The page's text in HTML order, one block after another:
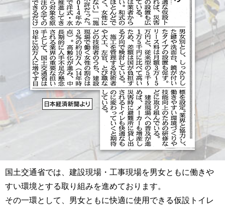
国土交通省では、建設現場・工事現場を男女ともに働きや
すい環境とする取り組みを進めております。
その一環として、男女ともに快適に使用できる仮設トイレ